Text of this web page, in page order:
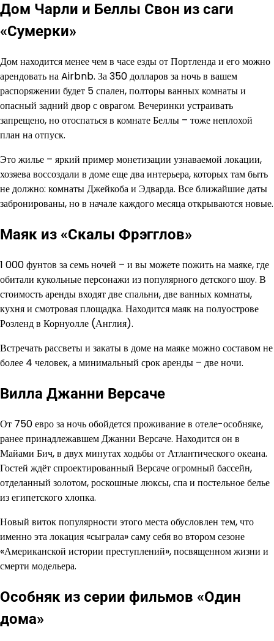
Дом Чарли и Беллы Свон из саги
«Сумерки»
Дом находится менее чем в часе езды от Портленда и его можно
арендовать на Airbnb. За 350 долларов за ночь в вашем
распоряжении будет 5 спален, полторы ванных комнаты и
опасный задний двор с оврагом. Вечеринки устраивать
запрещено, но отоспаться в комнате Беллы – тоже неплохой
план на отпуск.
Это жилье – яркий пример монетизации узнаваемой локации,
хозяева воссоздали в доме еще два интерьера, которых там быть
не должно: комнаты Джейкоба и Эдварда. Все ближайшие даты
забронированы, но в начале каждого месяца открываются новые.
Маяк из «Скалы Фрэгглов»
1 000 фунтов за семь ночей – и вы можете пожить на маяке, где
обитали кукольные персонажи из популярного детского шоу. В
стоимость аренды входят две спальни, две ванных комнаты,
кухня и смотровая площадка. Находится маяк на полуострове
Розленд в Корнуолле (Англия).
Встречать рассветы и закаты в доме на маяке можно составом не
более 4 человек, а минимальный срок аренды – две ночи.
Вилла Джанни Версаче
От 750 евро за ночь обойдется проживание в отеле-особняке,
ранее принадлежавшем Джанни Версаче. Находится он в
Майами Бич, в двух минутах ходьбы от Атлантического океана.
Гостей ждёт спроектированный Версаче огромный бассейн,
отделанный золотом, роскошные люксы, спа и постельное белье
из египетского хлопка.
Новый виток популярности этого места обусловлен тем, что
именно эта локация «сыграла» саму себя во втором сезоне
«Американской истории преступлений», посвященном жизни и
смерти модельера.
Особняк из серии фильмов «Один
дома»